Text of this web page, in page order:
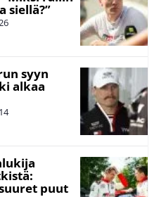
siellä?”
syyn
alkaa
puut